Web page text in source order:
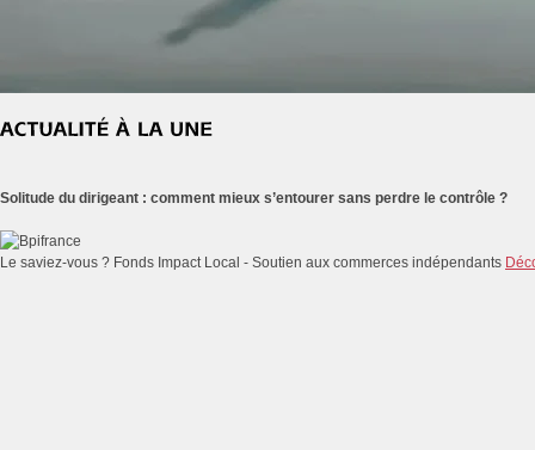
Solitude du dirigeant : comment mieux s’entourer sans perdre le contrôle ?
Le saviez-vous ? Fonds Impact Local - Soutien aux commerces indépendants